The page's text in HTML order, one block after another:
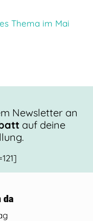
Thema im Mai
Newsletter an
auf deine
da